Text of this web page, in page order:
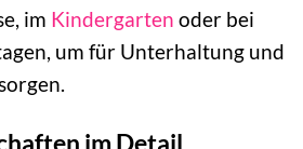
im Kindergarten oder bei
um für Unterhaltung und
im Detail